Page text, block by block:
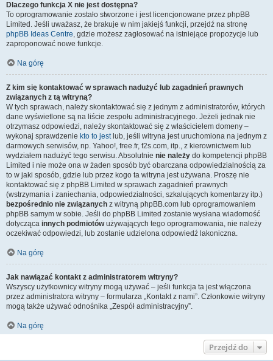
Dlaczego funkcja X nie jest dostępna?
To oprogramowanie zostało stworzone i jest licencjonowane przez phpBB
Limited. Jeśli uważasz, że brakuje w nim jakiejś funkcji, przejdź na stronę
phpBB Ideas Centre, gdzie możesz zagłosować na istniejące propozycje lub
zaproponować nowe funkcje.
Na górę
Z kim się kontaktować w sprawach nadużyć lub zagadnień prawnych
związanych z tą witryną?
W tych sprawach, należy skontaktować się z jednym z administratorów, których
dane wyświetlone są na liście zespołu administracyjnego. Jeżeli jednak nie
otrzymasz odpowiedzi, należy skontaktować się z właścicielem domeny –
wykonaj sprawdzenie kto to jestlub, jeśli witryna jest uruchomiona na jednym z
darmowych serwisów, np. Yahoo!, free.fr, f2s.com, itp., z kierownictwem lub
wydziałem nadużyć tego serwisu. Absolutnie nie należy do kompetencji phpBB
Limited i nie może ona w żaden sposób być obarczana odpowiedzialnością za
to w jaki sposób, gdzie lub przez kogo ta witryna jest używana. Proszę nie
kontaktować się z phpBB Limited w sprawach zagadnień prawnych
(wstrzymania i zaniechania, odpowiedzialności, szkalujących komentarzy itp.)
bezpośrednio nie związanych z witryną phpBB.com lub oprogramowaniem
phpBB samym w sobie. Jeśli do phpBB Limited zostanie wysłana wiadomość
dotycząca innych podmiotówużywających tego oprogramowania, nie należy
oczekiwać odpowiedzi, lub zostanie udzielona odpowiedź lakoniczna.
Na górę
Jak nawiązać kontakt z administratorem witryny?
Wszyscy użytkownicy witryny mogą używać – jeśli funkcja ta jest włączona
przez administratora witryny – formularza „Kontakt z nami”. Członkowie witryny
mogą także używać odnośnika „Zespół administracyjny”.
Na górę
Przejdź do